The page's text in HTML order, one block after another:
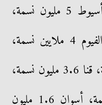
وبلغ عدد سكان محافظة أسيوط 5 مليون نسمة،
المنوفية 4.7 مليون نسمة، الفيوم 4 ملايين نسمة،
كفر الشيخ 3.7 مليون نسمة، قنا 3.6 مليون نسمة،
بني سويف 3.6 مليون نسمة، أسوان 1.6 مليون